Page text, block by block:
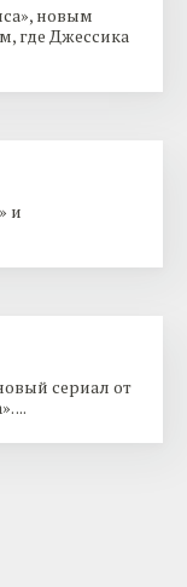
новым
где Джессика
и
сериал от
...